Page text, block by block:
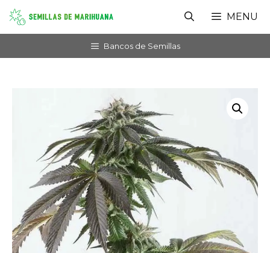
Saltar
contenido
MENU
Bancos de Semillas